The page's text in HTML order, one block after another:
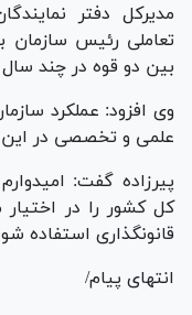
مدیرکل دفتر
تعاملی رئیس سازمان
بین دو قوه در چند
وی افزود: عملکرد
علمی و تخصصی در
پیرزاده گفت:
کل کشور را در
قانونگذاری استفاده
انتهای پیام/